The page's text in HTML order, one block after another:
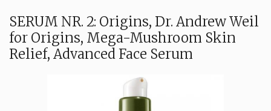
SERUM NR. 2: Origins, Dr. Andrew Weil
for Origins, Mega-Mushroom Skin
Relief, Advanced Face Serum